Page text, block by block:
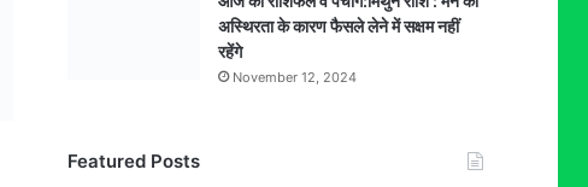
अस्थिरता के कारण फैसले लेने में सक्षम नहीं
रहेंगे
November 12, 2024
Featured Posts